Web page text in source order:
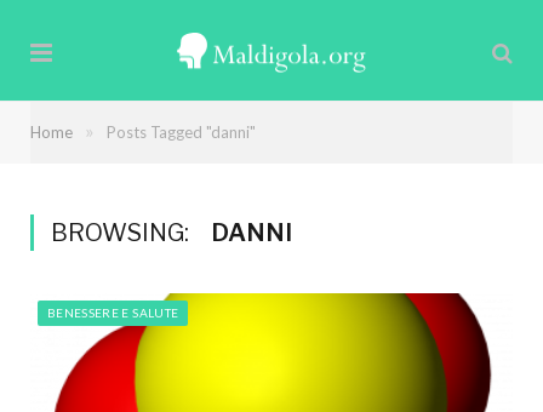
Home » Posts Tagged "danni"
BROWSING: DANNI
BENESSERE E SALUTE